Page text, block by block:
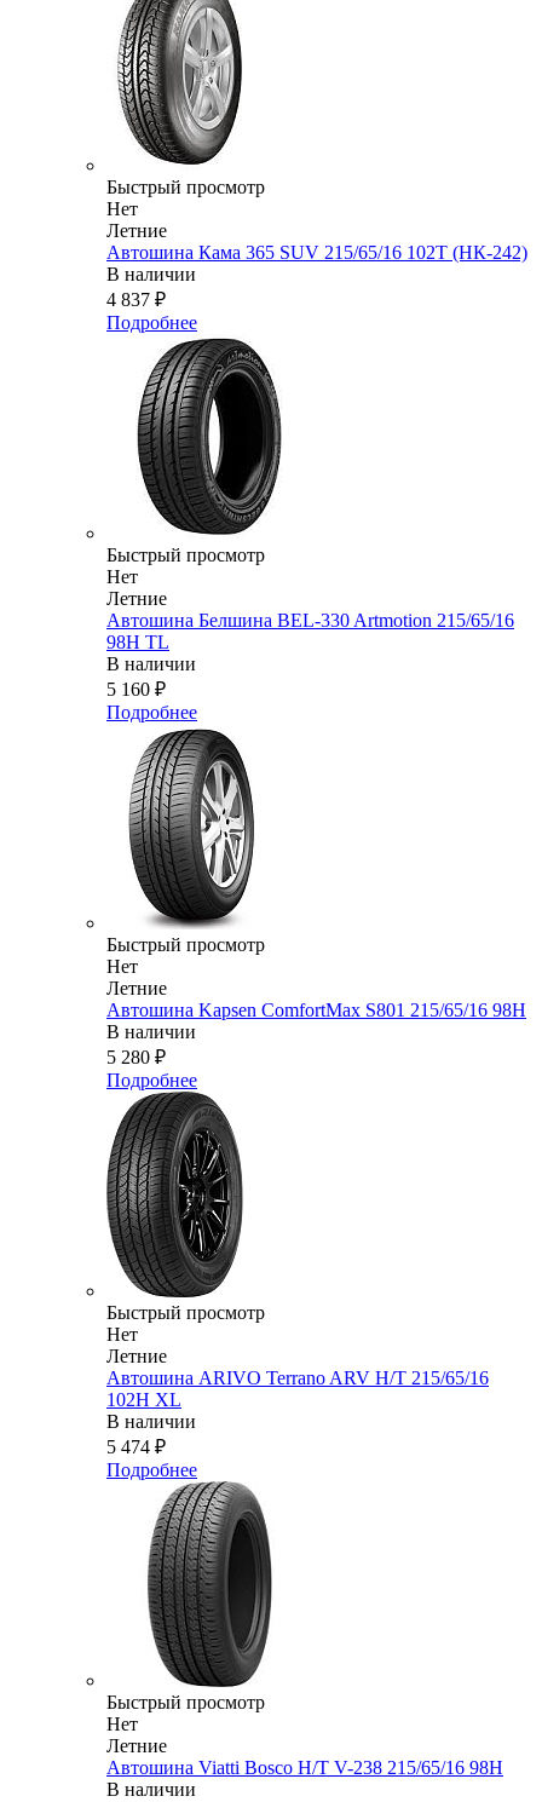
Быстрый просмотр
Нет
Летние
Автошина Кама 365 SUV 215/65/16 102T (НК-242)
В наличии
4 837 ₽
Подробнее
Быстрый просмотр
Нет
Летние
Автошина Белшина BEL-330 Artmotion 215/65/16
98H TL
В наличии
5 160 ₽
Подробнее
Быстрый просмотр
Нет
Летние
Автошина Kapsen ComfortMax S801 215/65/16 98H
В наличии
5 280 ₽
Подробнее
Быстрый просмотр
Нет
Летние
Автошина ARIVO Terrano ARV H/T 215/65/16
102H XL
В наличии
5 474 ₽
Подробнее
Быстрый просмотр
Нет
Летние
Автошина Viatti Bosco H/T V-238 215/65/16 98H
В наличии